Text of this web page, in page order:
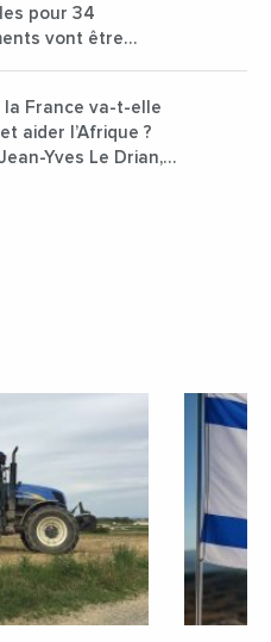
pour 34
vont être
la France va-t-elle
aider l’Afrique ?
Yves Le Drian,